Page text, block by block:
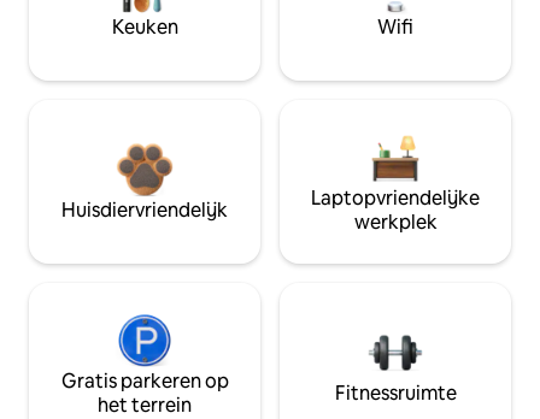
Keuken Wifi
Huisdiervriendelijk
Laptopvriendelijke
werkplek
Gratis parkeren op
het terrein
Fitnessruimte